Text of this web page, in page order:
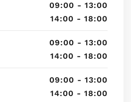
09:00 - 13:00
14:00 - 18:00
09:00 - 13:00
14:00 - 18:00
09:00 - 13:00
14:00 - 18:00